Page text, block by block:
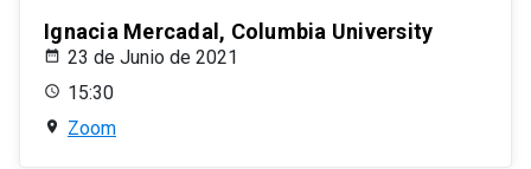
Ignacia Mercadal, Columbia University
23 de Junio de 2021
15:30
Zoom